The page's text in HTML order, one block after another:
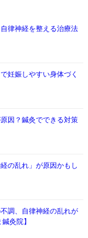
律神経を整える治療法
妊娠しやすい身体づく
因？鍼灸でできる対策
の乱れ」が原因かもし
調、自律神経の乱れが
灸院】